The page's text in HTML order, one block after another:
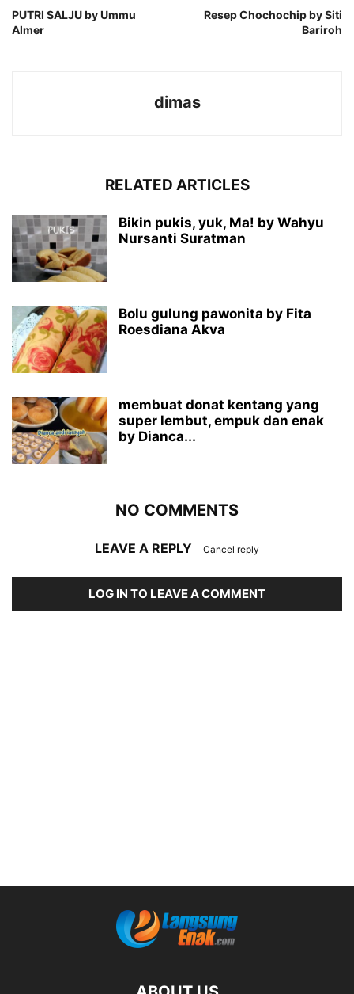
PUTRI SALJU by Ummu
Almer
Resep Chochochip by Siti
Bariroh
dimas
RELATED ARTICLES
Bikin pukis, yuk, Ma! by Wahyu
Nursanti Suratman
Bolu gulung pawonita by Fita
Roesdiana Akva
membuat donat kentang yang
super lembut, empuk dan enak
by Dianca...
NO COMMENTS
LEAVE A REPLY Cancel reply
LOG IN TO LEAVE A COMMENT